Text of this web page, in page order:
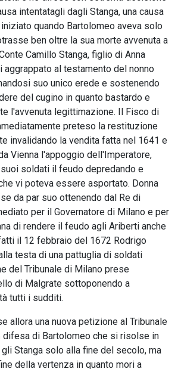
intentatagli dagli Stanga, una causa
quando Bartolomeo aveva solo
ben oltre la sua morte avvenuta a
Camillo Stanga, figlio di Anna
aggrappato al testamento del nonno
suo unico erede e sostenendo
del cugino in quanto bastardo e
l'avvenuta legittimazione. Il Fisco di
preteso la restituzione
invalidando la vendita fatta nel 1641 e
Vienna l'appoggio dell'Imperatore,
soldati il feudo depredando e
vi poteva essere asportato. Donna
da par suo ottenendo dal Re di
per il Governatore di Milano e per
di rendere il feudo agli Ariberti anche
il 12 febbraio del 1672 Rodrigo
testa di una pattuglia di soldati
del Tribunale di Milano prese
di Malgrate sottoponendo a
tutti i sudditi.
allora una nuova petizione al Tribunale
difesa di Bartolomeo che si risolse in
Stanga solo alla fine del secolo, ma
della vertenza in quanto mori a